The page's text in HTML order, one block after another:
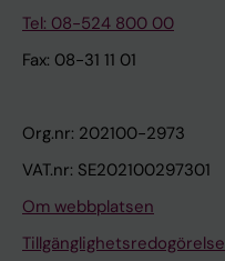
Tel: 08-524 800 00
Fax: 08-31 11 01
Org.nr: 202100-2973
VAT.nr: SE202100297301
Om webbplatsen
Tillgänglighetsredogörelse